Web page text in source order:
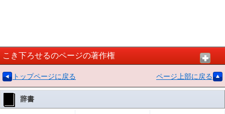
こき下ろせるのページの著作権
トップページに戻る ページ上部に戻る
辞書